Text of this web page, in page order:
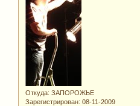
Откуда: ЗАПОРОЖЬЕ
Зарегистрирован: 08-11-2009